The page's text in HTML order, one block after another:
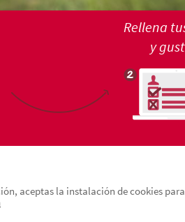
Rellena
y
aceptas la instalación de cookies